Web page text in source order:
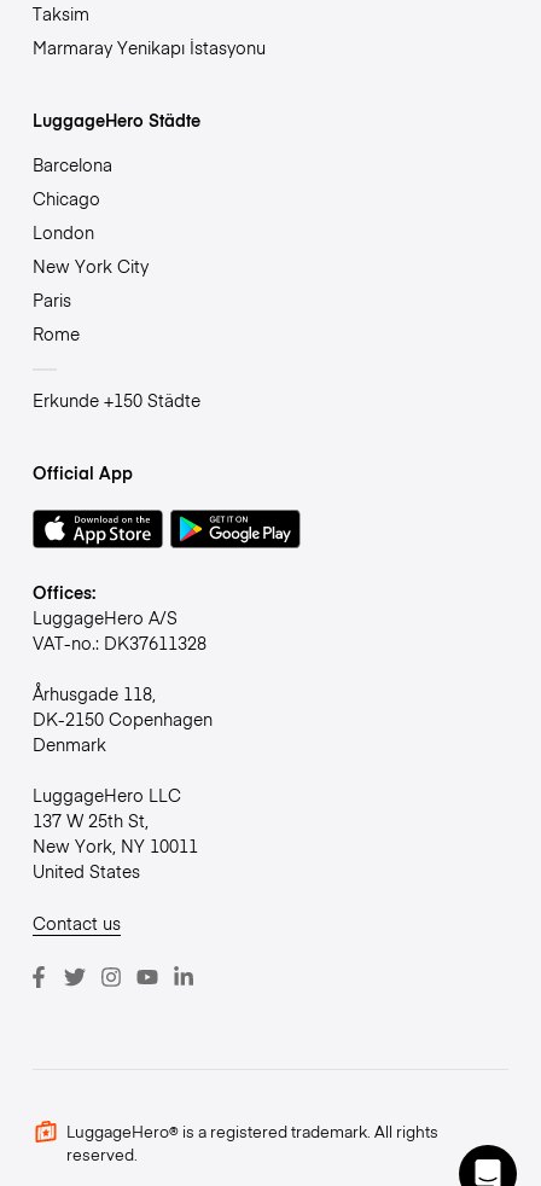
Taksim
Marmaray Yenikapı İstasyonu
LuggageHero Städte
Barcelona
Chicago
London
New York City
Paris
Rome
Erkunde +150 Städte
Official App
Offices:
LuggageHero A/S
VAT-no.: DK37611328
Århusgade 118,
DK-2150 Copenhagen
Denmark
LuggageHero LLC
137 W 25th St,
New York, NY 10011
United States
Contact us
LuggageHero® is a registered trademark. All rights
reserved.